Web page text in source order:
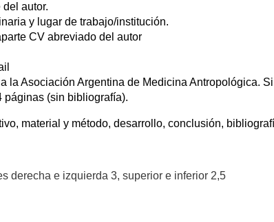
autor.
y lugar de trabajo/institución.
CV abreviado del autor
la Asociación Argentina de Medicina Antropológica.
páginas (sin bibliografía).
material y método, desarrollo, conclusión,
derecha e izquierda 3, superior e inferior 2,5